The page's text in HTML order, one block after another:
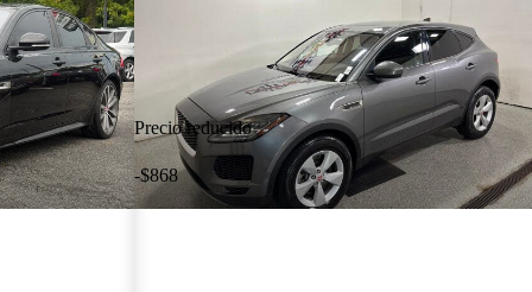
Precio reducido
-$868